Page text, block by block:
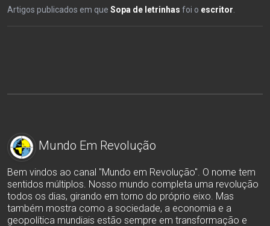
Artigos publicados em que Sopa de letrinhas foi o escritor
Mundo Em Revolução
Bem vindos ao canal "Mundo em Revolução". O nome tem
sentidos múltiplos. Nosso mundo completa uma revolução
todos os dias, girando em torno do próprio eixo. Mas
também mostra como a sociedade, a economia e a
geopolítica mundiais estão sempre em transformação e